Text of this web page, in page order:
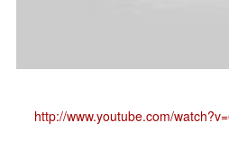
http://www.youtube.com/